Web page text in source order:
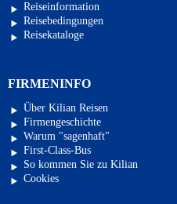
Reiseinformation
Reisebedingungen
Reisekataloge
FIRMENINFO
Über Kilian Reisen
Firmengeschichte
Warum "sagenhaft"
First-Class-Bus
So kommen Sie zu Kilian
Cookies